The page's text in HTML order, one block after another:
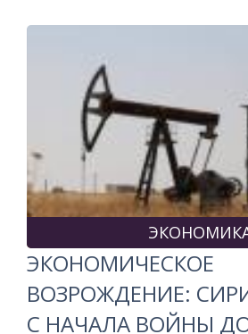
ЭКОНОМИЧЕСКОЕ
ВОЗРОЖДЕНИЕ:
С НАЧАЛА ВОЙНЫ